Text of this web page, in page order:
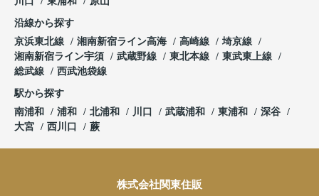
沿線から探す
京浜東北線
湘南新宿ライン高海 高崎線
埼京線
湘南新宿ライン宇須
武蔵野線 東北本線
東武東上線
総武線
西武池袋線
駅から探す
南浦和
浦和 北浦和 川口 武蔵浦和 東浦和
深谷
大宮
西川口 蕨
株式会社関東住販